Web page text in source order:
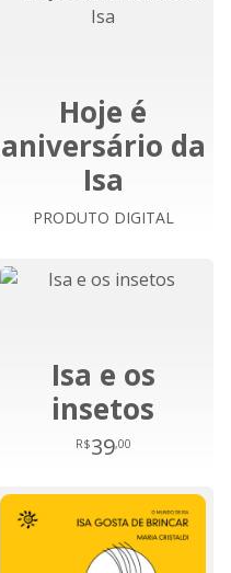
Hoje é
aniversário da
Isa
PRODUTO DIGITAL
Isa e os
insetos
R$39,00